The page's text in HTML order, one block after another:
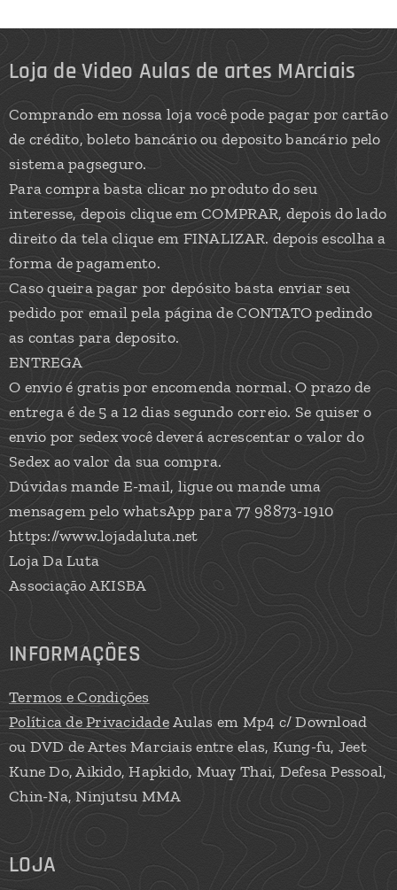
Loja de Video Aulas de artes MArciais
Comprando em nossa loja você pode pagar por cartão
de crédito, boleto bancário ou deposito bancário pelo
sistema pagseguro.
Para compra basta clicar no produto do seu
interesse, depois clique em COMPRAR, depois do lado
direito da tela clique em FINALIZAR. depois escolha a
forma de pagamento.
Caso queira pagar por depósito basta enviar seu
pedido por email pela página de CONTATO pedindo
as contas para deposito.
ENTREGA
O envio é gratis por encomenda normal. O prazo de
entrega é de 5 a 12 dias segundo correio. Se quiser o
envio por sedex você deverá acrescentar o valor do
Sedex ao valor da sua compra.
Dúvidas mande E-mail, ligue ou mande uma
mensagem pelo whatsApp para 77 98873-1910
https://www.lojadaluta.net
Loja Da Luta
Associação AKISBA
INFORMAÇÕES
Termos e Condições
Política de PrivacidadeAulas em Mp4 c/ Download
ou DVD de Artes Marciais entre elas, Kung-fu, Jeet
Kune Do, Aikido, Hapkido, Muay Thai, Defesa Pessoal,
Chin-Na, Ninjutsu MMA
LOJA